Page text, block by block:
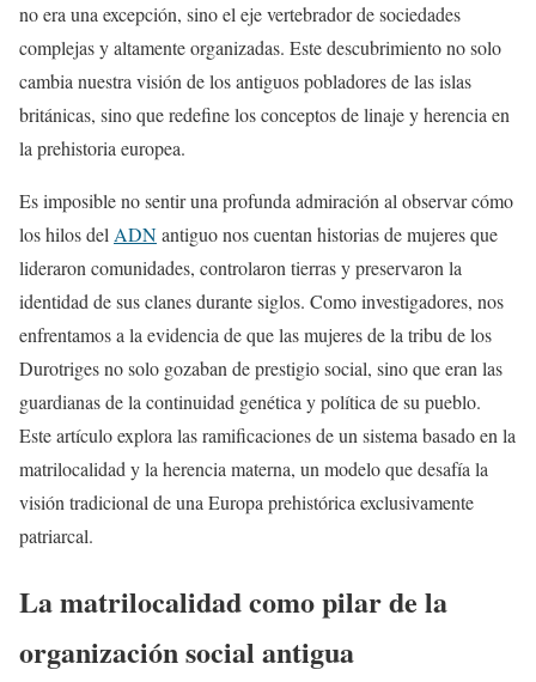
no era una excepción, sino el eje vertebrador de sociedades
complejas y altamente organizadas. Este descubrimiento no solo
cambia nuestra visión de los antiguos pobladores de las islas
británicas, sino que redefine los conceptos de linaje y herencia en
la prehistoria europea.
Es imposible no sentir una profunda admiración al observar cómo
los hilos del ADNantiguo nos cuentan historias de mujeres que
lideraron comunidades, controlaron tierras y preservaron la
identidad de sus clanes durante siglos. Como investigadores, nos
enfrentamos a la evidencia de que las mujeres de la tribu de los
Durotriges no solo gozaban de prestigio social, sino que eran las
guardianas de la continuidad genética y política de su pueblo.
Este artículo explora las ramificaciones de un sistema basado en la
matrilocalidad y la herencia materna, un modelo que desafía la
visión tradicional de una Europa prehistórica exclusivamente
patriarcal.
La matrilocalidad como pilar de la
organización social antigua